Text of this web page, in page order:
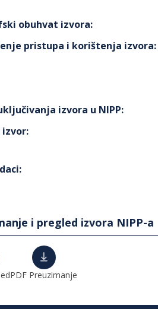
obuhvat izvora:
pristupa i korištenja izvora:
izvora u NIPP:
izvor:
:
i pregled izvora NIPP-a
PDF Preuzimanje